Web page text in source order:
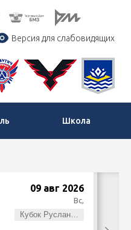
Версия для слабовидящих
Школа
09 авг 2026
Вс,